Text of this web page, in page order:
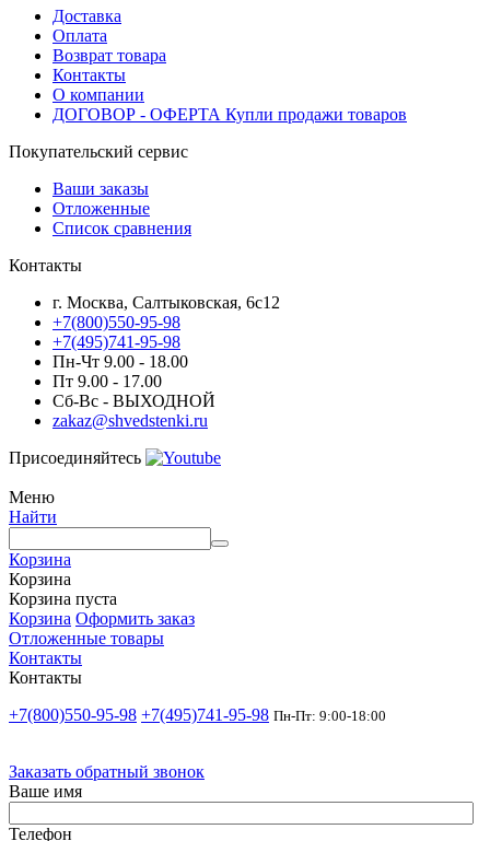
Доставка
Оплата
Возврат товара
Контакты
О компании
ДОГОВОР - ОФЕРТА Купли продажи товаров
Покупательский сервис
Ваши заказы
Отложенные
Список сравнения
Контакты
г. Москва, Салтыковская, 6с12
+7(800)550-95-98
+7(495)741-95-98
Пн-Чт 9.00 - 18.00
Пт 9.00 - 17.00
Сб-Вс - ВЫХОДНОЙ
zakaz@shvedstenki.ru
Присоединяйтесь
Меню
Найти
Корзина
Корзина
Корзина пуста
Корзина Оформить заказ
Отложенные товары
Контакты
Контакты
+7(800)550-95-98 +7(495)741-95-98 Пн-Пт: 9:00-18:00
Заказать обратный звонок
Ваше имя
Телефон